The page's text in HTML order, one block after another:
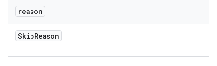
reason
SkipReason